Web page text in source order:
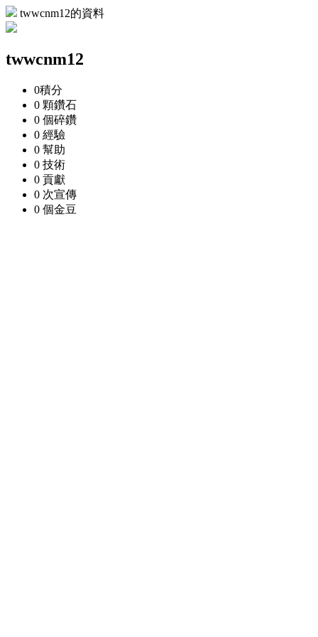
twwcnm12的資料
twwcnm12
0積分
0 顆鑽石
0 個碎鑽
0 經驗
0 幫助
0 技術
0 貢獻
0 次宣傳
0 個金豆